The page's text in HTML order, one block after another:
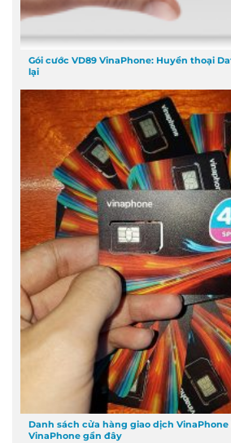
Gói cước VD89 VinaPhone: Huyền thoại
lại
Danh sách cửa hàng giao dịch VinaPhone
VinaPhone gần đây